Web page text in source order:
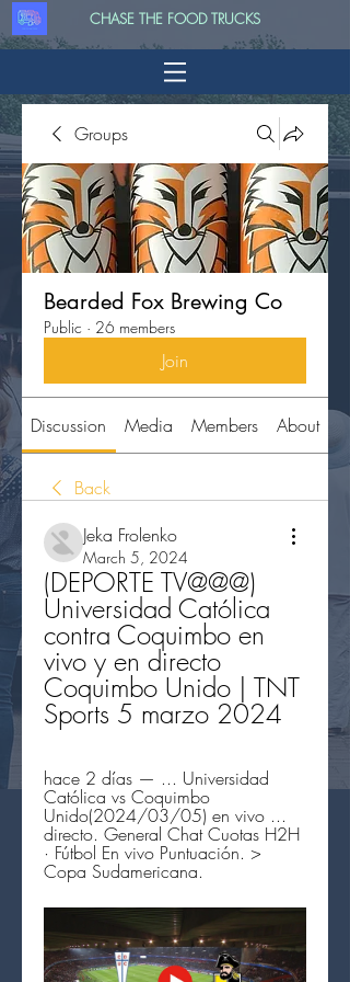
CHASE THE FOOD TRUCKS
Groups
Bearded Fox Brewing Co
Public · 26 members
Join
Discussion Media Members About
Back
Jeka Frolenko
March 5, 2024
(DEPORTE TV@@@)
Universidad Católica
contra Coquimbo en
vivo y en directo
Coquimbo Unido | TNT
Sports 5 marzo 2024
hace 2 días — ... Universidad
Católica vs Coquimbo
Unido(2024/03/05) en vivo ...
directo. General Chat Cuotas H2H
· Fútbol En vivo Puntuación. >
Copa Sudamericana.